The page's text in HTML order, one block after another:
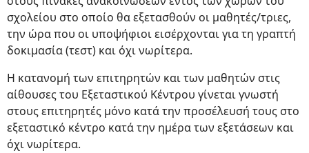
σχολείου στο οποίο θα εξετασθούν οι μαθητές/τριες,
την ώρα που οι υποψήφιοι εισέρχονται για τη γραπτή
δοκιμασία (τεστ) και όχι νωρίτερα.
Η κατανομή των επιτηρητών και των μαθητών στις
αίθουσες του Εξεταστικού Κέντρου γίνεται γνωστή
στους επιτηρητές μόνο κατά την προσέλευσή τους στο
εξεταστικό κέντρο κατά την ημέρα των εξετάσεων και
όχι νωρίτερα.